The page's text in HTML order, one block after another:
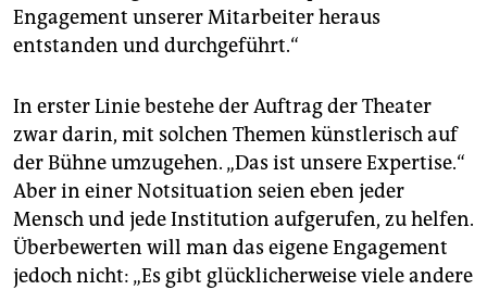
Engagement unserer Mitarbeiter heraus
entstanden und durchgeführt.“
In erster Linie bestehe der Auftrag der Theater
zwar darin, mit solchen Themen künstlerisch auf
der Bühne umzugehen. „Das ist unsere Expertise.“
Aber in einer Notsituation seien eben jeder
Mensch und jede Institution aufgerufen, zu helfen.
Überbewerten will man das eigene Engagement
jedoch nicht: „Es gibt glücklicherweise viele andere